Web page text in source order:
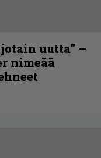
uutta” –
nimeää